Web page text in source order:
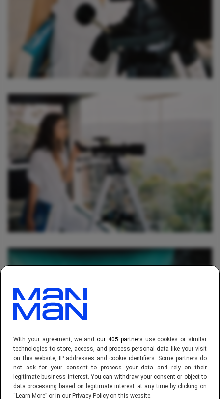
With your agreement, we andour 405 partners use cookies or similar
technologies to store, access, and process personal data like your visit
on this website, IP addresses and cookie identifiers. Some partners do
not ask for your consent to process your data and rely on their
legitimate business interest. You can withdraw your consent or object to
data processing based on legitimate interest at any time by clicking on
“Learn More” or in our Privacy Policy on this website.